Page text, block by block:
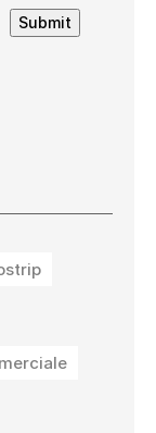
Submit